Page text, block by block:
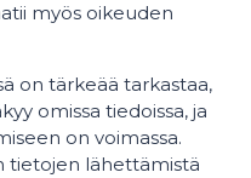
myös oikeuden
on tärkeää tarkastaa,
omissa tiedoissa, ja
on voimassa.
tietojen lähettämistä